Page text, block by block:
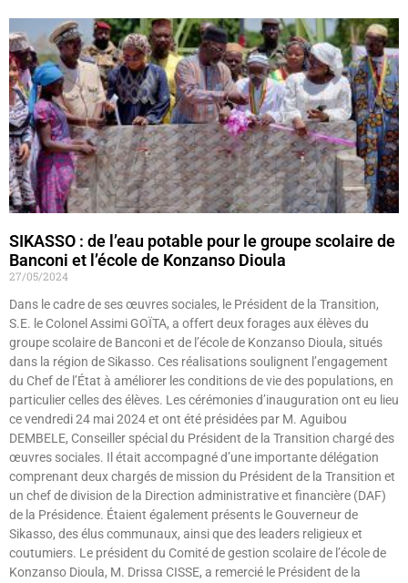
SIKASSO : de l’eau potable pour le groupe scolaire de
Banconi et l’école de Konzanso Dioula
27/05/2024
Dans le cadre de ses œuvres sociales, le Président de la Transition,
S.E. le Colonel Assimi GOÏTA, a offert deux forages aux élèves du
groupe scolaire de Banconi et de l’école de Konzanso Dioula, situés
dans la région de Sikasso. Ces réalisations soulignent l’engagement
du Chef de l’État à améliorer les conditions de vie des populations, en
particulier celles des élèves. Les cérémonies d’inauguration ont eu lieu
ce vendredi 24 mai 2024 et ont été présidées par M. Aguibou
DEMBELE, Conseiller spécial du Président de la Transition chargé des
œuvres sociales. Il était accompagné d’une importante délégation
comprenant deux chargés de mission du Président de la Transition et
un chef de division de la Direction administrative et financière (DAF)
de la Présidence. Étaient également présents le Gouverneur de
Sikasso, des élus communaux, ainsi que des leaders religieux et
coutumiers. Le président du Comité de gestion scolaire de l’école de
Konzanso Dioula, M. Drissa CISSE, a remercié le Président de la